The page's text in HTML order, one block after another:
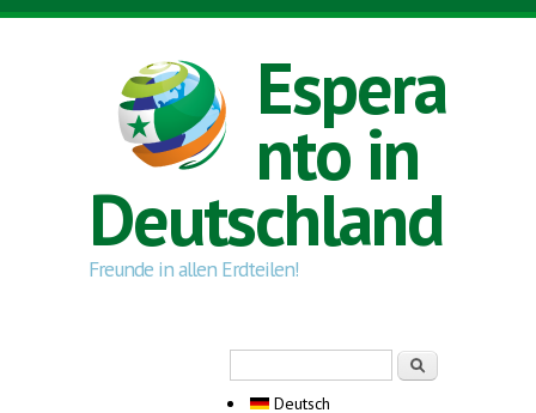
Direkt zum Inhalt
Espera
nto in
Deutschland
Freunde in allen Erdteilen!
Deutsch